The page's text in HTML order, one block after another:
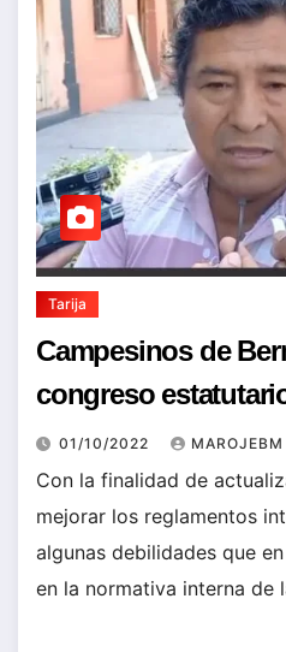
Tarija
Campesinos de
congreso
01/10/2022 MAROJEBM
Con la finalidad de
mejorar los reglamentos
algunas debilidades que
en la normativa interna de